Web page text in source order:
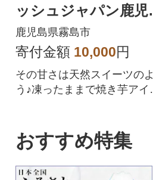
ッシュジャパン鹿児
島】A-180
鹿児島県霧島市
寄付金額 10,000円
その甘さは天然スイーツのよ
う♪凍ったままで焼き芋アイ
おすすめ特集